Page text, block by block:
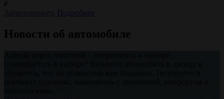
₽
Подробнее
Новости об автомобиле